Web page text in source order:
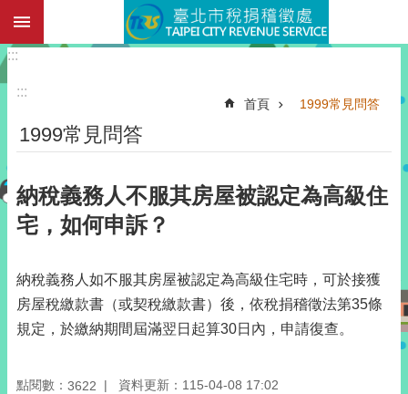
跳到主要內容區塊
:::
:::
首頁 1999常見問答
1999常見問答
納稅義務人不服其房屋被認定為高級住
宅，如何申訴？
納稅義務人如不服其房屋被認定為高級住宅時，可於接獲
房屋稅繳款書（或契稅繳款書）後，依稅捐稽徵法第35條
規定，於繳納期間屆滿翌日起算30日內，申請復查。
點閱數： 3622
資料更新：115-04-08 17:02